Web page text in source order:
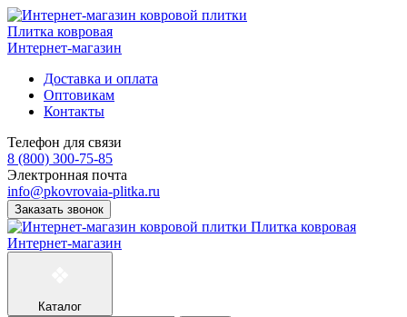
Плитка ковровая
Интернет-магазин
Доставка и оплата
Оптовикам
Контакты
Телефон для связи
8 (800) 300-75-85
Электронная почта
info@pkovrovaia-plitka.ru
Заказать звонок
Плитка ковровая
Интернет-магазин
Каталог